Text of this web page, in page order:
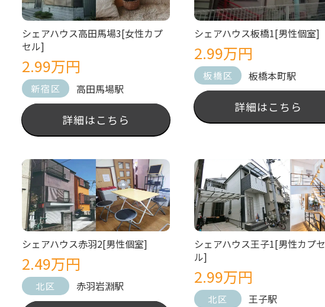
シェアハウス高田馬場3[女性カプ
セル]
2.99万円
新宿区 高田馬場駅
詳細はこちら
シェアハウス板橋1[男性個室]
2.99万円
板橋区 板橋本町駅
詳細はこちら
シェアハウス赤羽2[男性個室]
2.49万円
北区 赤羽岩淵駅
シェアハウス王子1[男性カプセ
ル]
2.99万円
北区 王子駅